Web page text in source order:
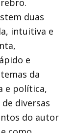
duas
intuitiva e
e
da
e política,
diversas
do autor